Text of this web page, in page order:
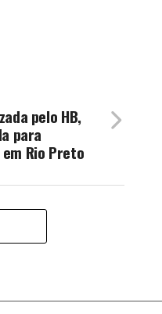
pelo HB,
para
Rio Preto